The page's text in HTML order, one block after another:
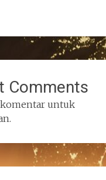
Comments
komentar untuk